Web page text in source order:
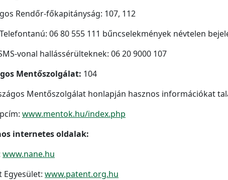
Rendőr-főkapitányság: 107, 112
Telefontanú: 06 80 555 111 bűncselekmények névtelen
vonal hallássérülteknek: 06 20 9000 107
Mentőszolgálat: 104
Mentőszolgálat honlapján hasznos információkat
www.mentok.hu/index.php
internetes oldalak:
www.nane.hu
Egyesület: www.patent.org.hu